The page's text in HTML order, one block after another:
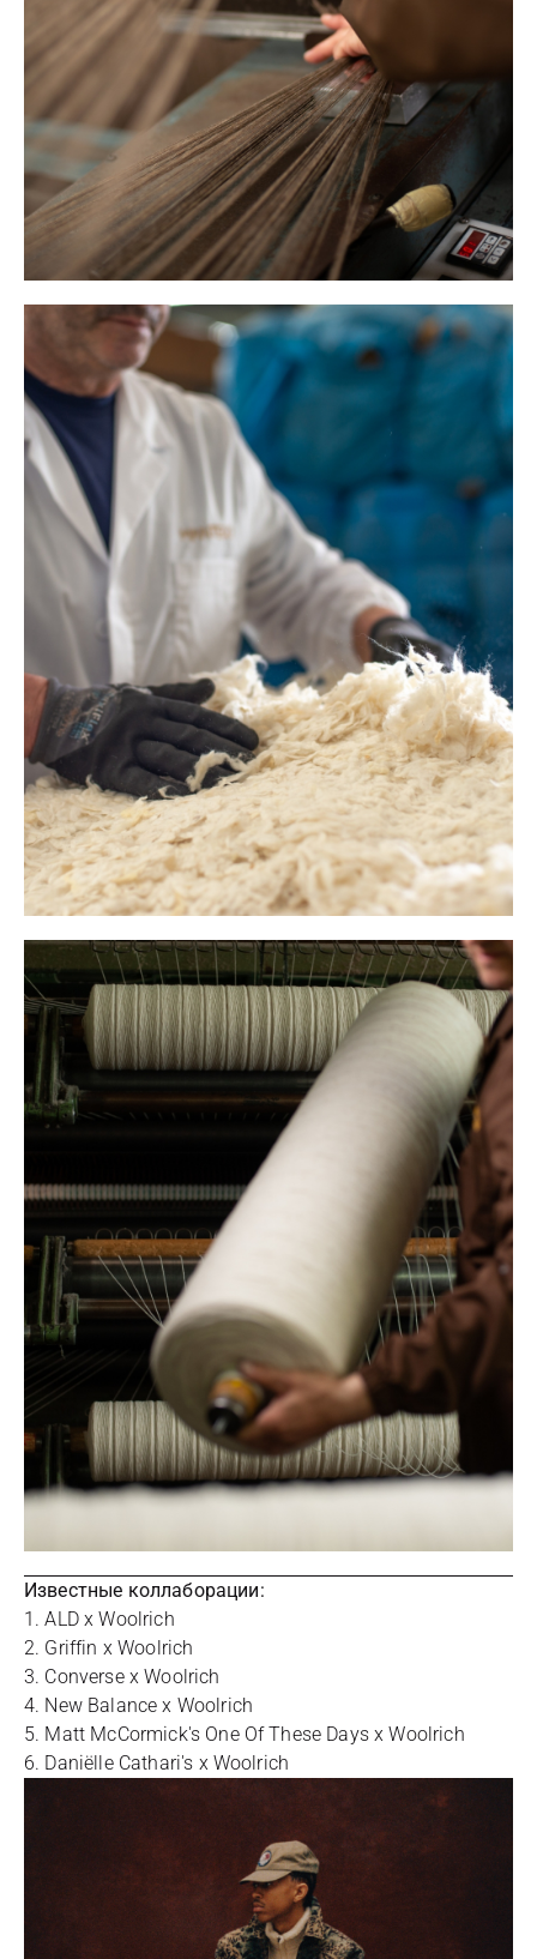
Известные коллаборации:
1. ALD х Woolrich
2. Griffin х Woolrich
3. Converse х Woolrich
4. New Balance х Woolrich
5. Matt McCormick's One Of These Days х Woolrich
6. Daniëlle Cathari's х Woolrich